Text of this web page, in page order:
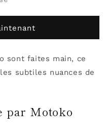
sont faites main, ce
subtiles nuances de
par Motoko